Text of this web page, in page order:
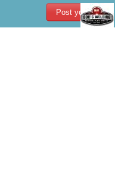
Post your ad!